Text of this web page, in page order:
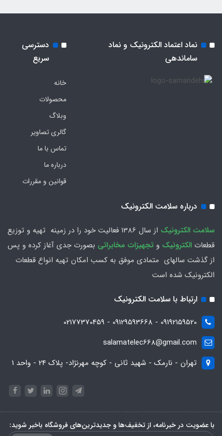
نماد اعتماد الکترونیک و نماد
ساماندهی
دسترسی
سریع
خانه
محصولات
وبلاگ
گالری تصاویر
تماس با ما
درباره ما
قوانین و مقررات
درباره سلامت الکترونیک
سلامت الكترونيك
از سال 1386 فعاليت خود را در زمينه تهيه و توزیع
قطعات الکترونیک و تجهیزات مخابراتی بصورت جدي آغاز كرده و پس
از گذشت سالهاي متمادي موفق به کسب امکان تهیه انواع قطعات
الکترونیک شده است
ارتباط با سلامت الکترونیک
09192159520 - 09129593668 - 02177370459
salamatelec668@gmail.com
تهران - نارمک - شهید ثانی - کوچه مهرنژاد- پلاک 24 - واحد 1
با عضویت در خبرنامه، از تخفیف‌ها و جدیدترین‌های فروشگاه باخبر شوید: